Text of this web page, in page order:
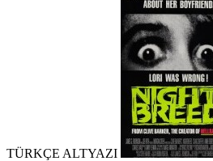
TÜRKÇE ALTYAZI